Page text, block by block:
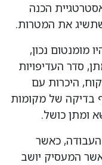
הכנה
את המטרות.
מומנטום נכון,
סדר העדיפויות
היכרות עם
בדיקה של מקומות
ומתן כושל.
כאשר
המעסיק יושב